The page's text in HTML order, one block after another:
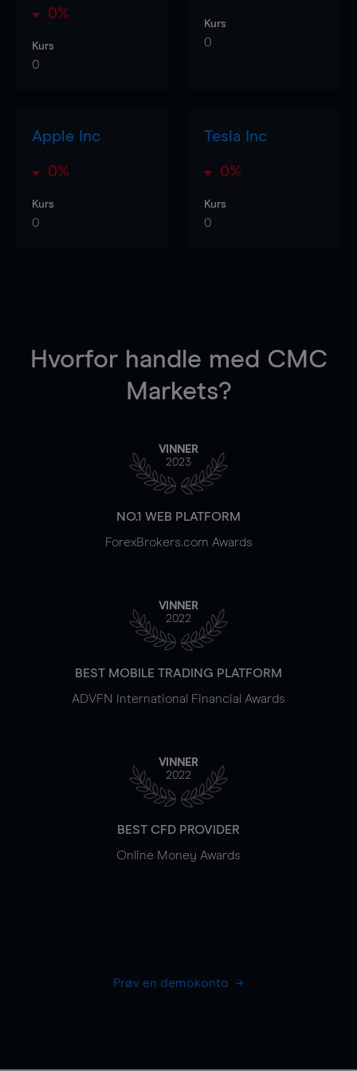
0%
Kurs
0
Kurs
0
Apple Inc
0%
Kurs
0
Tesla Inc
0%
Kurs
0
Hvorfor handle med CMC
Markets?
VINNER
2023
NO.1 WEB PLATFORM
ForexBrokers.com Awards
VINNER
2022
BEST MOBILE TRADING PLATFORM
ADVFN International Financial Awards
VINNER
2022
BEST CFD PROVIDER
Online Money Awards
Prøv en demokonto